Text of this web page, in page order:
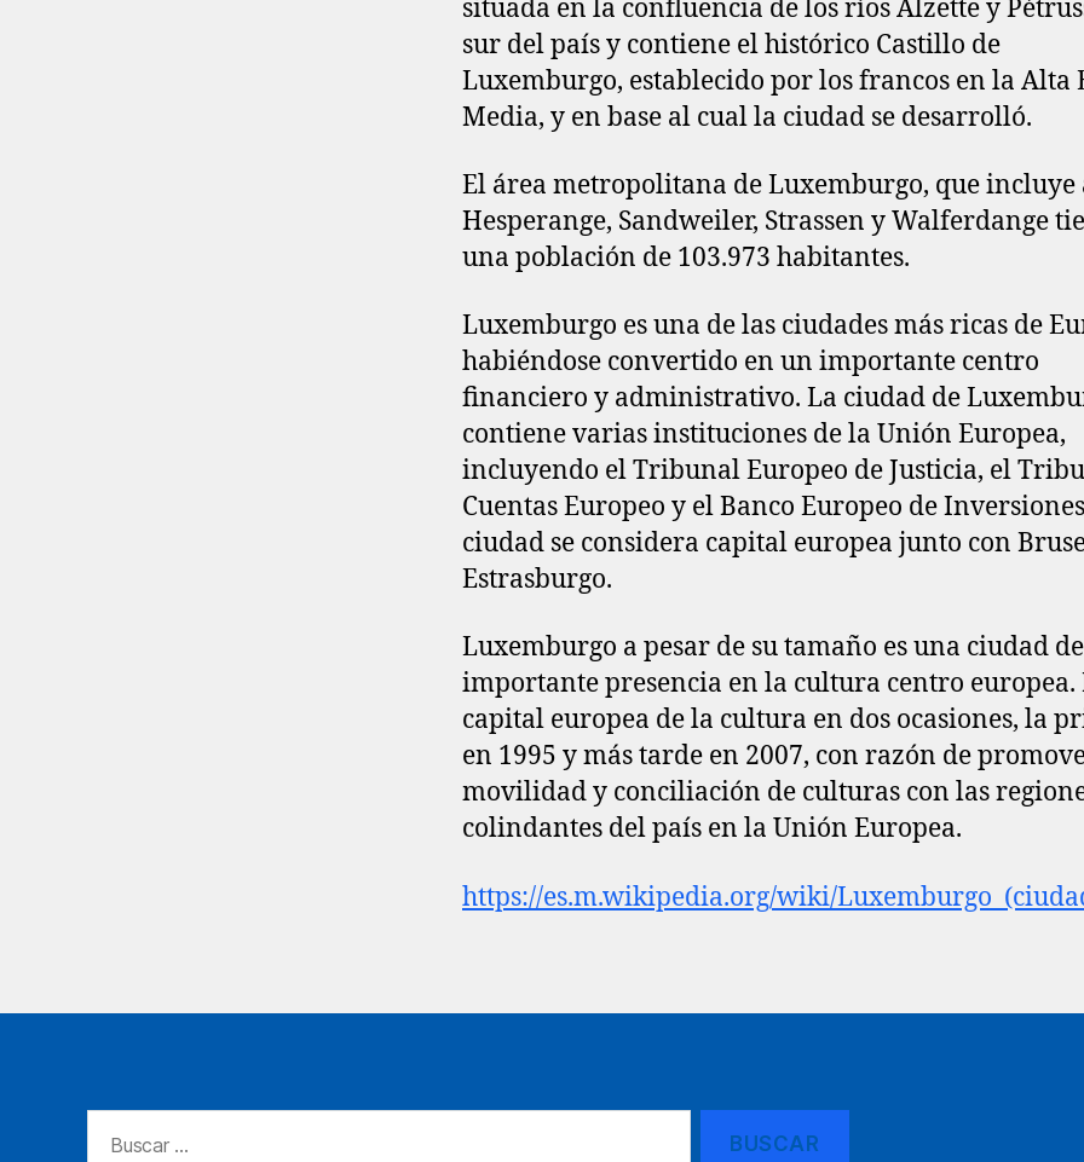
situada en la confluencia de los ríos Alzette y
sur del país y contiene el histórico Castillo de
Luxemburgo, establecido por los francos en la Alta
Media, y en base al cual la ciudad se desarrolló.
El área metropolitana de Luxemburgo, que incluye
Hesperange, Sandweiler, Strassen y Walferdange
una población de 103.973 habitantes.
Luxemburgo es una de las ciudades más ricas de
habiéndose convertido en un importante centro
financiero y administrativo. La ciudad de
contiene varias instituciones de la Unión Europea,
incluyendo el Tribunal Europeo de Justicia, el
Cuentas Europeo y el Banco Europeo de
ciudad se considera capital europea junto con
Estrasburgo.
Luxemburgo a pesar de su tamaño es una ciudad de
importante presencia en la cultura centro europea.
capital europea de la cultura en dos ocasiones, la
en 1995 y más tarde en 2007, con razón de
movilidad y conciliación de culturas con las
colindantes del país en la Unión Europea.
https://es.m.wikipedia.org/wiki/